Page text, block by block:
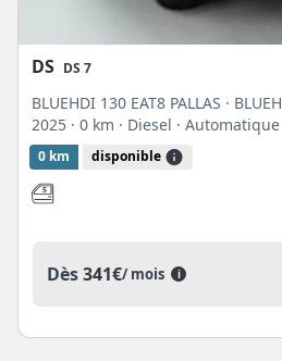
DS DS 7
BLUEHDI 130 EAT8 PALLAS ·
2025 · 0 km · Diesel · Automatique
0 km disponible
Dès341€/ mois i